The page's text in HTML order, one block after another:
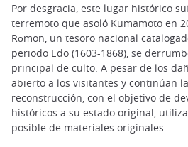
Por desgracia, este lugar histórico
terremoto que asoló Kumamoto en
Rōmon, un tesoro nacional
periodo Edo (1603-1868), se
principal de culto. A pesar de los
abierto a los visitantes y continúan
reconstrucción, con el objetivo de
históricos a su estado original,
posible de materiales originales.